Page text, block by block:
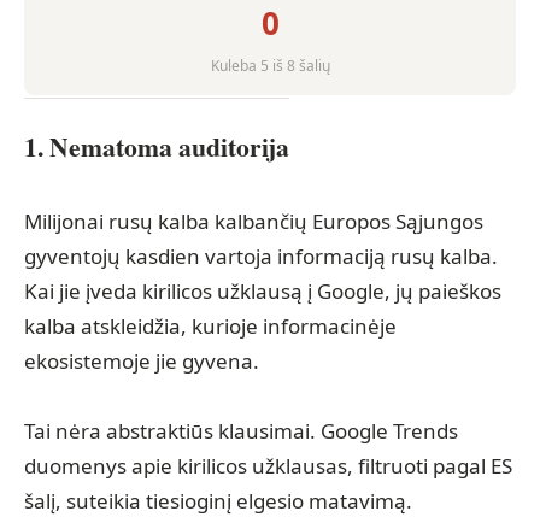
0
Kuleba 5 iš 8 šalių
1. Nematoma auditorija
Milijonai rusų kalba kalbančių Europos Sąjungos
gyventojų kasdien vartoja informaciją rusų kalba.
Kai jie įveda kirilicos užklausą į Google, jų paieškos
kalba atskleidžia, kurioje informacinėje
ekosistemoje jie gyvena.
Tai nėra abstraktiūs klausimai. Google Trends
duomenys apie kirilicos užklausas, filtruoti pagal ES
šalį, suteikia tiesioginį elgesio matavimą.